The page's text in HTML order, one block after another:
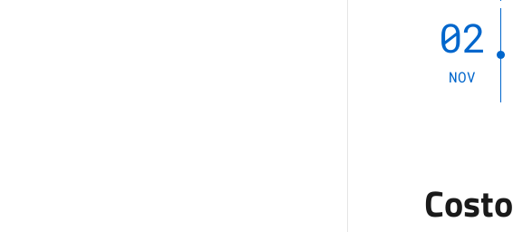
02
NOV
Costo